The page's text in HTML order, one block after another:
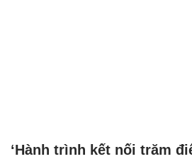
‘Hành trình kết nối trăm